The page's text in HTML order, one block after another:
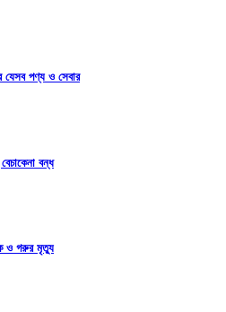
যেসব পণ্য ও সেবার
বন্ধ
ও গরুর মৃত্যু